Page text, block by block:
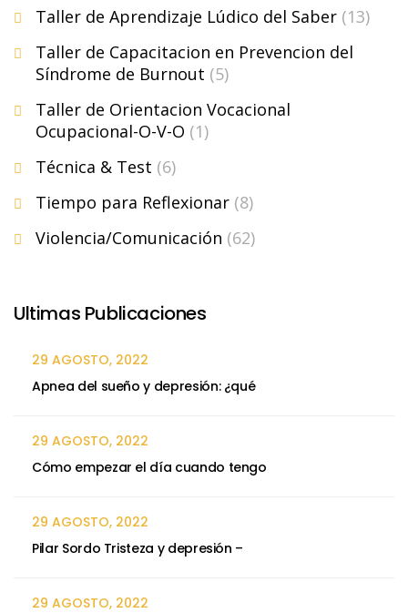
Taller de Aprendizaje Lúdico del Saber (13)
Taller de Capacitacion en Prevencion del
Síndrome de Burnout (5)
Taller de Orientacion Vocacional
Ocupacional-O-V-O (1)
Técnica & Test (6)
Tiempo para Reflexionar (8)
Violencia/Comunicación (62)
Ultimas Publicaciones
29 AGOSTO, 2022
Apnea del sueño y depresión: ¿qué
29 AGOSTO, 2022
Cómo empezar el día cuando tengo
29 AGOSTO, 2022
Pilar Sordo Tristeza y depresión –
29 AGOSTO, 2022